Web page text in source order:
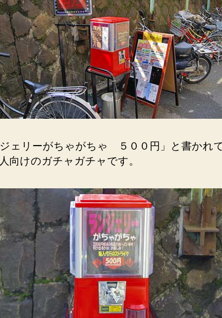
ェリーがちゃがちゃ ５００円」と書かれ
向けのガチャガチャです。